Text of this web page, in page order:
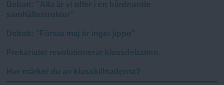
Debatt: ”Alla är vi offer i en hårdnande
samhällsstruktur”
Debatt: ”Första maj är inget jippo”
Prekariatet revolutionerar klassdebatten
Hur märker du av klasskillnaderna?